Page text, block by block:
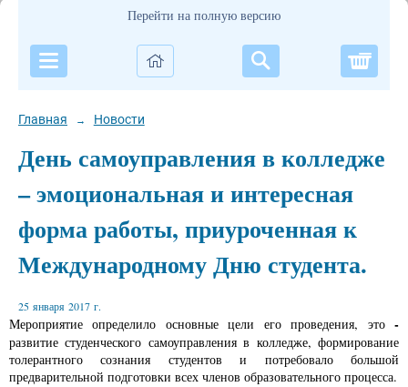
Перейти на полную версию
Главная → Новости
День самоуправления в колледже
– эмоциональная и интересная
форма работы, приуроченная к
Международному Дню студента.
25 января 2017 г.
Мероприятие определило основные цели его проведения, это-
развитие студенческого самоуправления в колледже, формирование
толерантного сознания студентов и потребовало большой
предварительной подготовки всех членов образовательного процесса.